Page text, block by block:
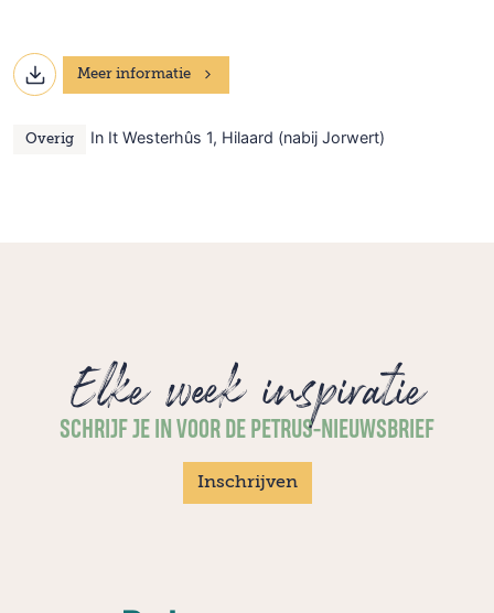
Meer informatie
Overig In It Westerhûs 1, Hilaard (nabij Jorwert)
Elke week inspiratie
SCHRIJF JE IN VOOR DE PETRUS-NIEUWSBRIEF
Inschrijven